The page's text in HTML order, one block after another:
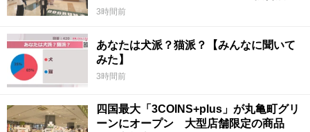
香川県初
3時間前
あなたは犬派？猫派？【みんなに聞いて
みた】
3時間前
四国最大「3COINS+plus」が丸亀町グリ
ーンにオープン 大型店舗限定の商品